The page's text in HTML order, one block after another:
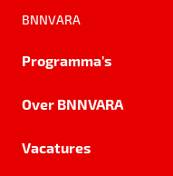
BNNVARA
Programma's
Over BNNVARA
Vacatures